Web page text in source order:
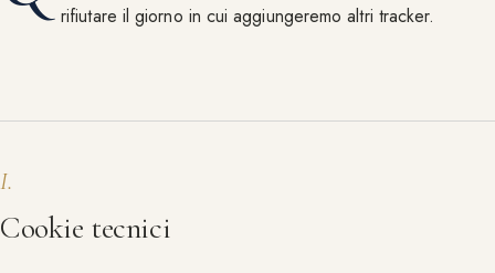
rifiutare il giorno in cui aggiungeremo altri tracker.
I.
Cookie tecnici